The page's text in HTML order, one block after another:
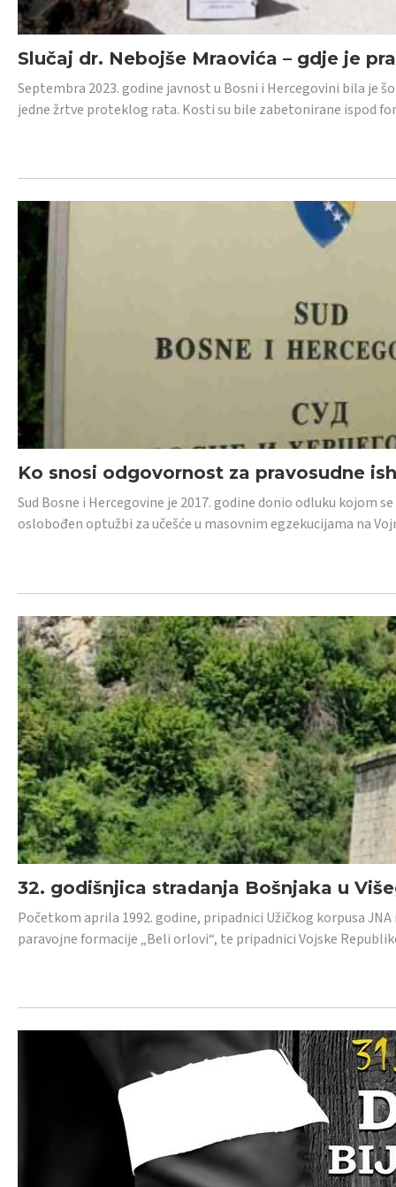
Slučaj dr. Nebojše Mraovića – gdje je
Septembra 2023. godine javnost u Bosni i Hercegovini bila je
jedne žrtve proteklog rata. Kosti su bile zabetonirane ispod
Ko snosi odgovornost za pravosudne
Sud Bosne i Hercegovine je 2017. godine donio odluku kojom
oslobođen optužbi za učešće u masovnim egzekucijama na
32. godišnjica stradanja Bošnjaka u
Početkom aprila 1992. godine, pripadnici Užičkog korpusa
paravojne formacije „Beli orlovi“, te pripadnici Vojske